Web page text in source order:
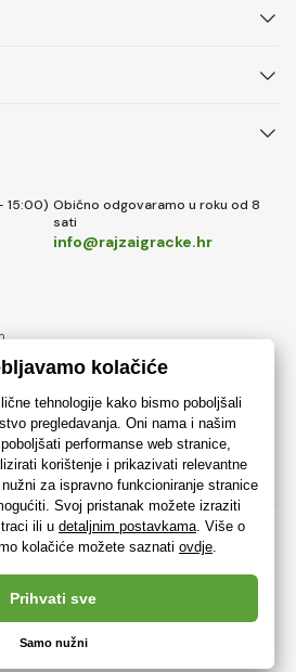
15:00) Obično odgovaramo u roku od 8
sati
info@rajzaigracke.hr
Sva prava pridržana
om i primjenjuju se
tvrtke Google i njihova
trgovina od